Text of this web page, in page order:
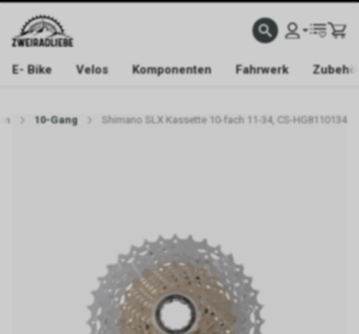
E- Bike Velos Komponenten Fahrwerk
10-Gang Shimano SLX Kassette 10-fach 11-34, CS-HG8110134